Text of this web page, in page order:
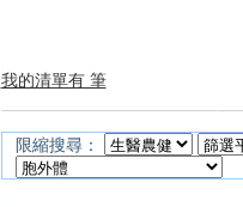
我的清單有 筆
限縮搜尋：